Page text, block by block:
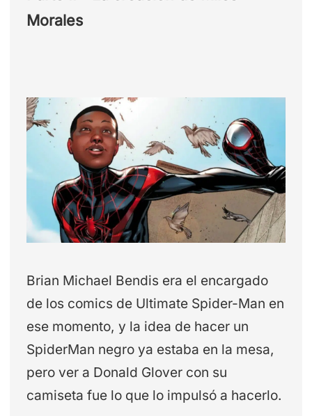
Morales
Brian Michael Bendis era el encargado
de los comics de Ultimate Spider-Man en
ese momento, y la idea de hacer un
SpiderMan negro ya estaba en la mesa,
pero ver a Donald Glover con su
camiseta fue lo que lo impulsó a hacerlo.